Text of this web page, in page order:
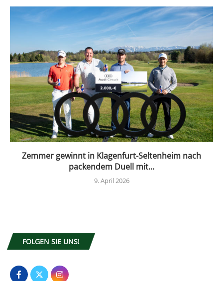
Zemmer gewinnt in Klagenfurt-Seltenheim nach
packendem Duell mit...
9. April 2026
FOLGEN SIE UNS!